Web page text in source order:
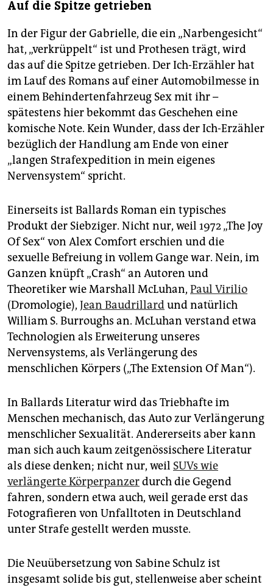
Auf die Spitze getrieben
In der Figur der Gabrielle, die ein „Narbengesicht“
hat, „verkrüppelt“ ist und Prothesen trägt, wird
das auf die Spitze getrieben. Der Ich-Erzähler hat
im Lauf des Romans auf einer Automobilmesse in
einem Behindertenfahrzeug Sex mit ihr –
spätestens hier bekommt das Geschehen eine
komische Note. Kein Wunder, dass der Ich-Erzähler
bezüglich der Handlung am Ende von einer
„langen Strafexpedition in mein eigenes
Nervensystem“ spricht.
Einerseits ist Ballards Roman ein typisches
Produkt der Siebziger. Nicht nur, weil 1972 „The Joy
Of Sex“ von Alex Comfort erschien und die
sexuelle Befreiung in vollem Gange war. Nein, im
Ganzen knüpft „Crash“ an Autoren und
Theoretiker wie Marshall McLuhan, Paul Virilio
(Dromologie), Jean Baudrillardund natürlich
William S. Burroughs an. McLuhan verstand etwa
Technologien als Erweiterung unseres
Nervensystems, als Verlängerung des
menschlichen Körpers („The Extension Of Man“).
In Ballards Literatur wird das Triebhafte im
Menschen mechanisch, das Auto zur Verlängerung
menschlicher Sexualität. Andererseits aber kann
man sich auch kaum zeitgenössischere Literatur
als diese denken; nicht nur, weil SUVs wie
verlängerte Körperpanzerdurch die Gegend
fahren, sondern etwa auch, weil gerade erst das
Fotografieren von Unfalltoten in Deutschland
unter Strafe gestellt werden musste.
Die Neuübersetzung von Sabine Schulz ist
insgesamt solide bis gut, stellenweise aber scheint